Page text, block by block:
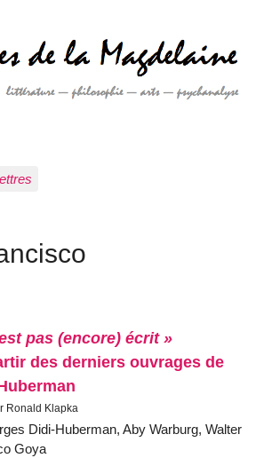
pas (encore) écrit »
des derniers ouvrages de
Ronald Klapka
Didi-Huberman, Aby Warburg, Walter
Goya